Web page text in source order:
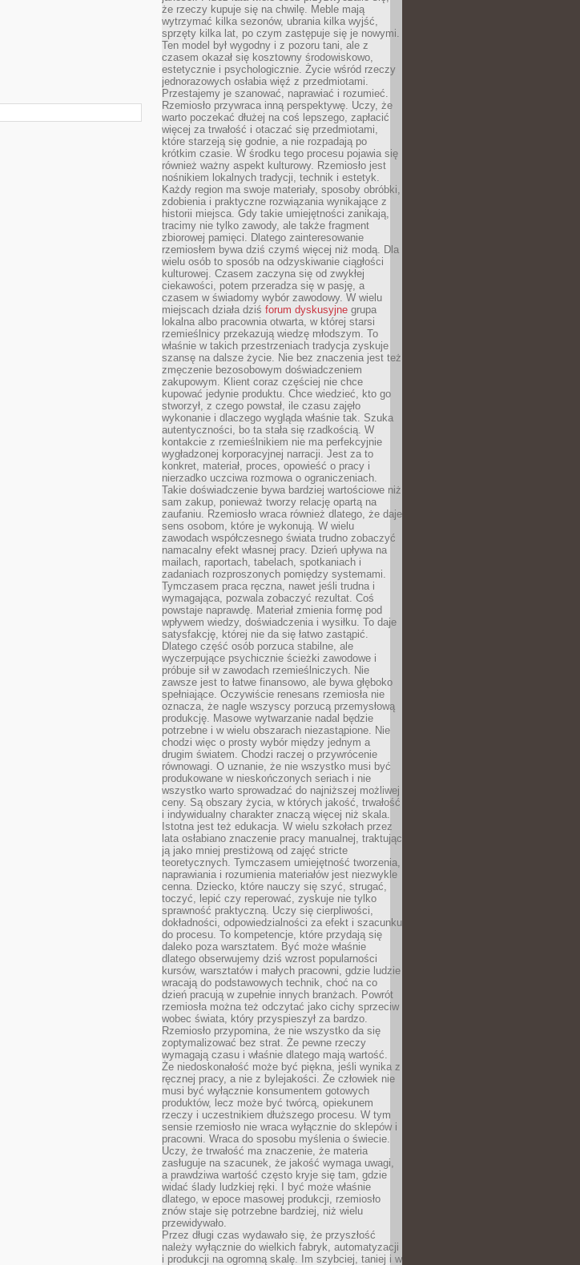
że rzeczy kupuje się na chwilę. Meble mają
wytrzymać kilka sezonów, ubrania kilka wyjść,
sprzęty kilka lat, po czym zastępuje się je nowymi.
Ten model był wygodny i z pozoru tani, ale z
czasem okazał się kosztowny środowiskowo,
estetycznie i psychologicznie. Życie wśród rzeczy
jednorazowych osłabia więź z przedmiotami.
Przestajemy je szanować, naprawiać i rozumieć.
Rzemiosło przywraca inną perspektywę. Uczy, że
warto poczekać dłużej na coś lepszego, zapłacić
więcej za trwałość i otaczać się przedmiotami,
które starzeją się godnie, a nie rozpadają po
krótkim czasie. W środku tego procesu pojawia się
również ważny aspekt kulturowy. Rzemiosło jest
nośnikiem lokalnych tradycji, technik i estetyk.
Każdy region ma swoje materiały, sposoby obróbki,
zdobienia i praktyczne rozwiązania wynikające z
historii miejsca. Gdy takie umiejętności zanikają,
tracimy nie tylko zawody, ale także fragment
zbiorowej pamięci. Dlatego zainteresowanie
rzemiosłem bywa dziś czymś więcej niż modą. Dla
wielu osób to sposób na odzyskiwanie ciągłości
kulturowej. Czasem zaczyna się od zwykłej
ciekawości, potem przeradza się w pasję, a
czasem w świadomy wybór zawodowy. W wielu
miejscach działa dziś forum dyskusyjne grupa
lokalna albo pracownia otwarta, w której starsi
rzemieślnicy przekazują wiedzę młodszym. To
właśnie w takich przestrzeniach tradycja zyskuje
szansę na dalsze życie. Nie bez znaczenia jest też
zmęczenie bezosobowym doświadczeniem
zakupowym. Klient coraz częściej nie chce
kupować jedynie produktu. Chce wiedzieć, kto go
stworzył, z czego powstał, ile czasu zajęło
wykonanie i dlaczego wygląda właśnie tak. Szuka
autentyczności, bo ta stała się rzadkością. W
kontakcie z rzemieślnikiem nie ma perfekcyjnie
wygładzonej korporacyjnej narracji. Jest za to
konkret, materiał, proces, opowieść o pracy i
nierzadko uczciwa rozmowa o ograniczeniach.
Takie doświadczenie bywa bardziej wartościowe niż
sam zakup, ponieważ tworzy relację opartą na
zaufaniu. Rzemiosło wraca również dlatego, że daje
sens osobom, które je wykonują. W wielu
zawodach współczesnego świata trudno zobaczyć
namacalny efekt własnej pracy. Dzień upływa na
mailach, raportach, tabelach, spotkaniach i
zadaniach rozproszonych pomiędzy systemami.
Tymczasem praca ręczna, nawet jeśli trudna i
wymagająca, pozwala zobaczyć rezultat. Coś
powstaje naprawdę. Materiał zmienia formę pod
wpływem wiedzy, doświadczenia i wysiłku. To daje
satysfakcję, której nie da się łatwo zastąpić.
Dlatego część osób porzuca stabilne, ale
wyczerpujące psychicznie ścieżki zawodowe i
próbuje sił w zawodach rzemieślniczych. Nie
zawsze jest to łatwe finansowo, ale bywa głęboko
spełniające. Oczywiście renesans rzemiosła nie
oznacza, że nagle wszyscy porzucą przemysłową
produkcję. Masowe wytwarzanie nadal będzie
potrzebne i w wielu obszarach niezastąpione. Nie
chodzi więc o prosty wybór między jednym a
drugim światem. Chodzi raczej o przywrócenie
równowagi. O uznanie, że nie wszystko musi być
produkowane w nieskończonych seriach i nie
wszystko warto sprowadzać do najniższej możliwej
ceny. Są obszary życia, w których jakość, trwałość
i indywidualny charakter znaczą więcej niż skala.
Istotna jest też edukacja. W wielu szkołach przez
lata osłabiano znaczenie pracy manualnej, traktując
ją jako mniej prestiżową od zajęć stricte
teoretycznych. Tymczasem umiejętność tworzenia,
naprawiania i rozumienia materiałów jest niezwykle
cenna. Dziecko, które nauczy się szyć, strugać,
toczyć, lepić czy reperować, zyskuje nie tylko
sprawność praktyczną. Uczy się cierpliwości,
dokładności, odpowiedzialności za efekt i szacunku
do procesu. To kompetencje, które przydają się
daleko poza warsztatem. Być może właśnie
dlatego obserwujemy dziś wzrost popularności
kursów, warsztatów i małych pracowni, gdzie ludzie
wracają do podstawowych technik, choć na co
dzień pracują w zupełnie innych branżach. Powrót
rzemiosła można też odczytać jako cichy sprzeciw
wobec świata, który przyspieszył za bardzo.
Rzemiosło przypomina, że nie wszystko da się
zoptymalizować bez strat. Że pewne rzeczy
wymagają czasu i właśnie dlatego mają wartość.
Że niedoskonałość może być piękna, jeśli wynika z
ręcznej pracy, a nie z bylejakości. Że człowiek nie
musi być wyłącznie konsumentem gotowych
produktów, lecz może być twórcą, opiekunem
rzeczy i uczestnikiem dłuższego procesu. W tym
sensie rzemiosło nie wraca wyłącznie do sklepów i
pracowni. Wraca do sposobu myślenia o świecie.
Uczy, że trwałość ma znaczenie, że materia
zasługuje na szacunek, że jakość wymaga uwagi,
a prawdziwa wartość często kryje się tam, gdzie
widać ślady ludzkiej ręki. I być może właśnie
dlatego, w epoce masowej produkcji, rzemiosło
znów staje się potrzebne bardziej, niż wielu
przewidywało.
Przez długi czas wydawało się, że przyszłość
należy wyłącznie do wielkich fabryk, automatyzacji
i produkcji na ogromną skalę. Im szybciej, taniej i w